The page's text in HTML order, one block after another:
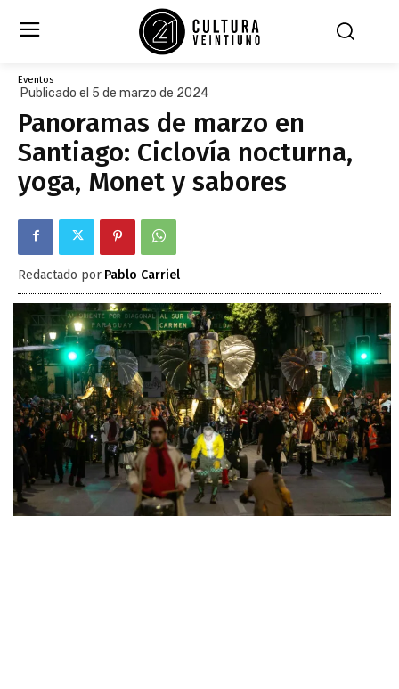
Eventos
Publicado el 5 de marzo de 2024
Panoramas de marzo en
Santiago: Ciclovía nocturna,
yoga, Monet y sabores
Redactado por Pablo Carriel